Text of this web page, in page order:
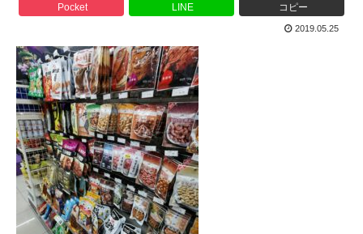
Pocket LINE コピー
2019.05.25